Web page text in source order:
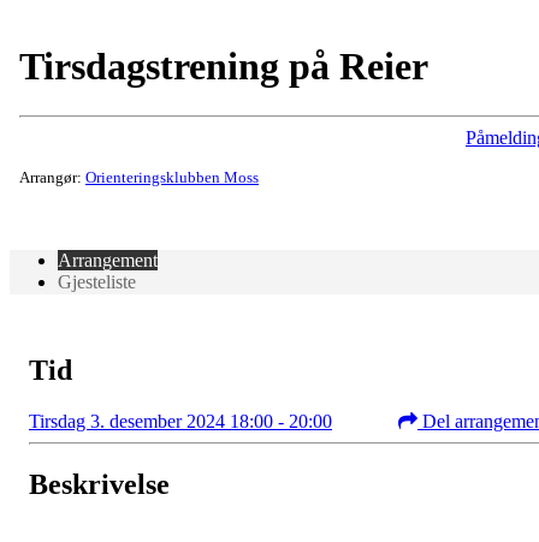
Tirsdagstrening på Reier
Arrangør: Orienteringsklubben Moss
Arrangement
Gjesteliste
Tid
Tirsdag 3. desember 2024 18:00 - 20:00 Del
Beskrivelse